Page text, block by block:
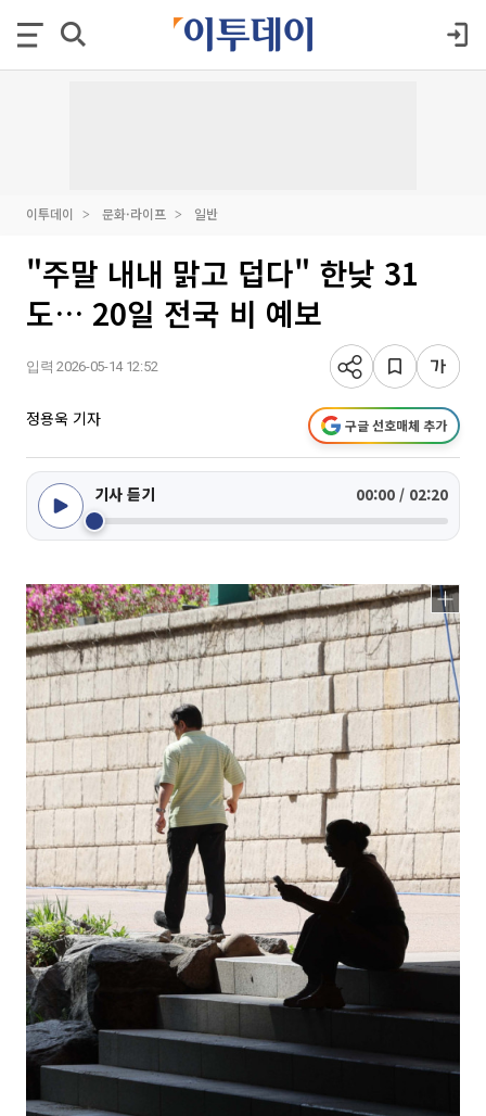
이투데이 문화·라이프 일반
"주말 내내 맑고 덥다" 한낮 31
도… 20일 전국 비 예보
입력 2026-05-14 12:52
정용욱 기자 구글 선호매체 추가
기사 듣기 00:00 / 02:20